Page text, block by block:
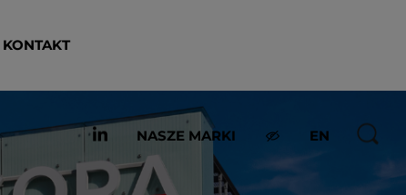
KONTAKT
NASZE MARKI EN